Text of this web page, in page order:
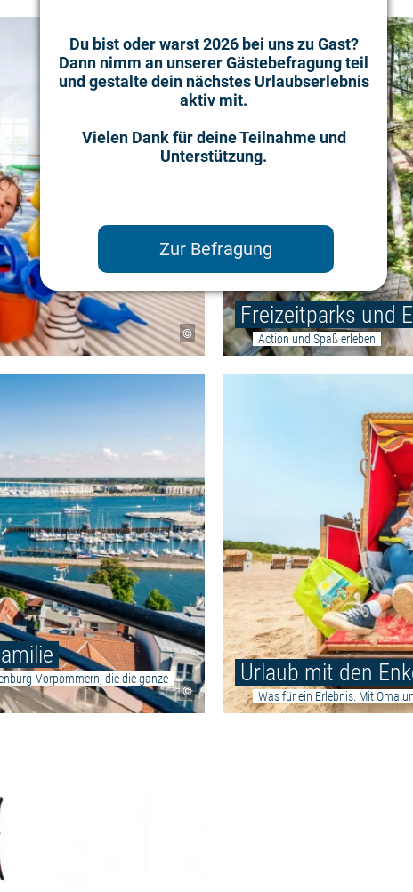
©
Weiterlesen: "Freizeit- und
Freizeitparks und
Action und Spaß erleben
©
Vorpommern, die die ganze
Weiterlesen: "Veranstaltungen
Urlaub mit den
Was für ein Erlebnis. Mit Oma
Du bist oder warst 2026 bei uns zu Gast?
Dann nimm an unserer Gästebefragung teil
und gestalte dein nächstes Urlaubserlebnis
aktiv mit.
Vielen Dank für deine Teilnahme und
Unterstützung.
Zur Befragung